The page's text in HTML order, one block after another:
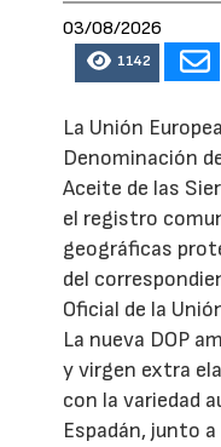
03/08/2026
1142
La Unión
Denominación
Aceite de las
el registro
geográficas
del
Oficial de la
La nueva DOP
y virgen extra
con la variedad
Espadán, junto